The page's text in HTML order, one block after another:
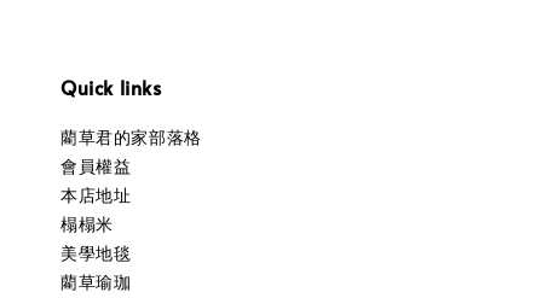
Quick links
藺草君的家部落格
會員權益
本店地址
榻榻米
美學地毯
藺草瑜珈